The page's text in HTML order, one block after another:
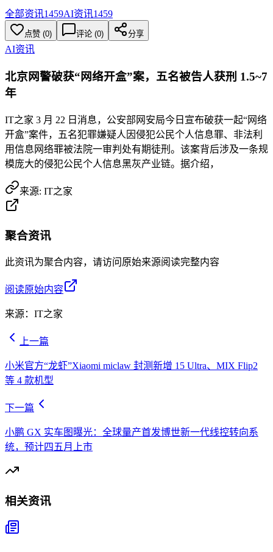
全部资讯1459AI资讯1459
点赞 (0) 评论 (0) 分享
AI资讯
北京网警破获“网络开盒”案，五名被告人获刑 1.5~7
年
IT之家 3 月 22 日消息，公安部网安局今日宣布破获一起“网络
开盒”案件，五名犯罪嫌疑人因侵犯公民个人信息罪、非法利
用信息网络罪被法院一审判处有期徒刑。该案背后涉及一条规
模庞大的侵犯公民个人信息黑灰产业链。据介绍，
来源: IT之家
聚合资讯
此资讯为聚合内容，请访问原始来源阅读完整内容
阅读原始内容
来源： IT之家
上一篇
小米官方“龙虾”Xiaomi miclaw 封测新增 15 Ultra、MIX Flip2
等 4 款机型
下一篇
小鹏 GX 实车图曝光：全球量产首发博世新一代线控转向系
统，预计四五月上市
相关资讯